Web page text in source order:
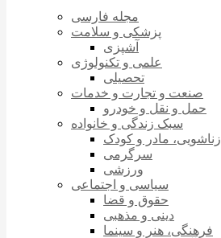
مجله فارسی
پزشکی و سلامت
آشپزی
علمی و تکنولوژی
تحصیلی
صنعت و تجارت و خدمات
حمل و نقل و خودرو
سبک زندگی و خانواده
زناشویی، مادر و کودک
سرگرمی
ورزشی
سیاسی و اجتماعی
حقوق و قضا
دینی و مذهبی
فرهنگی، هنر و سینما